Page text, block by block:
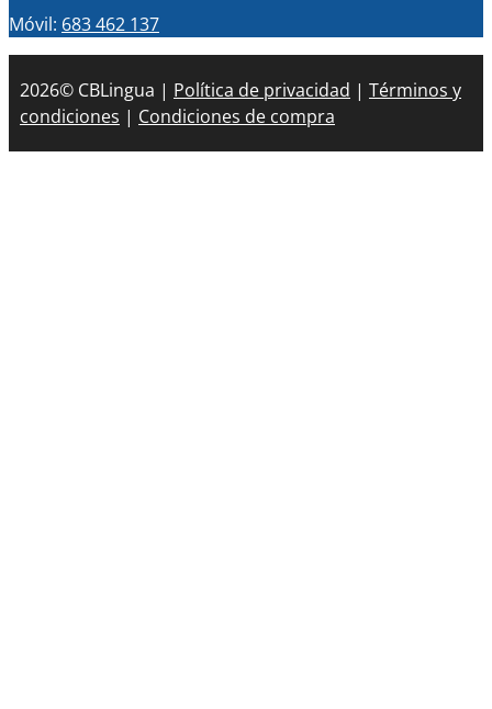
Móvil: 683 462 137
2026© CBLingua | Política de privacidad | Términos y
condiciones | Condiciones de compra